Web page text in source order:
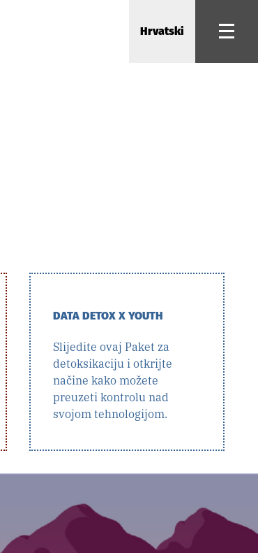
Hrvatski
DATA DETOX X YOUTH
Slijedite ovaj Paket za
detoksikaciju i otkrijte
načine kako možete
preuzeti kontrolu nad
svojom tehnologijom.